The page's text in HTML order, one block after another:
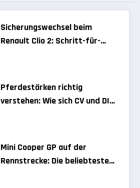
Sicherungswechsel beim
Renault Clio 2: Schritt-für-
Pferdestärken richtig
verstehen: Wie sich CV und DIN-
Mini Cooper GP auf der
Rennstrecke: Die beliebtesten